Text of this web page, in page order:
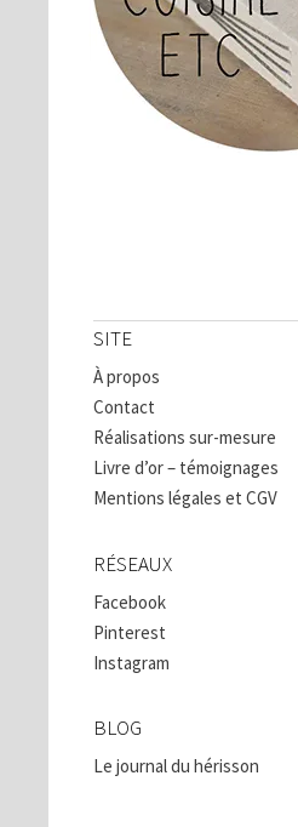
SITE
À propos
Contact
Réalisations sur-mesure
Livre d’or – témoignages
Mentions légales et CGV
RÉSEAUX
Facebook
Pinterest
Instagram
BLOG
Le journal du hérisson